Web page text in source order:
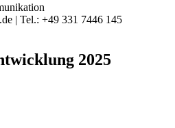
| Tel.: +49 331 7446 145
2025